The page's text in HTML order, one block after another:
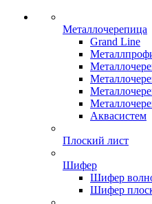
Металлочерепица
Grand Line
Аквасистем
Плоский лист
Шифер
Шифер
Шифер